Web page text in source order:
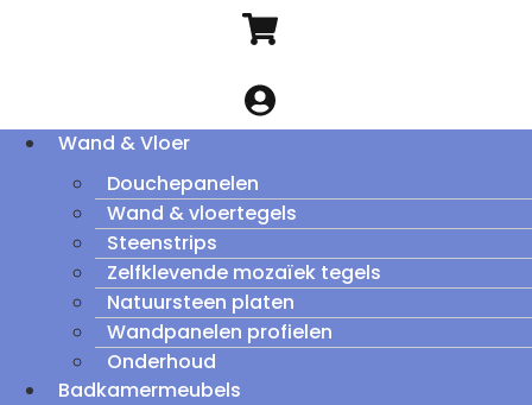
Wand & Vloer
Douchepanelen
Wand & vloertegels
Steenstrips
Zelfklevende mozaïek tegels
Natuursteen platen
Wandpanelen profielen
Onderhoud
Badkamermeubels